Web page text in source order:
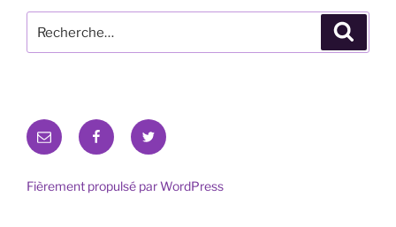
pour
E-
mail
FacebookTwitter
Fièrement propulsé par WordPress